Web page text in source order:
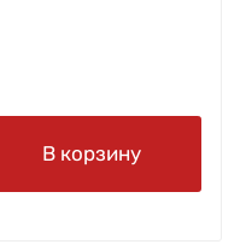
В корзину